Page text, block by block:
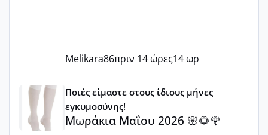
Melikara86πριν 14 ώρες14 ωρ
Μωράκια Μαΐου 2026 🌸🌻🌹
Ποιές είμαστε στους ίδιους μήνες
εγκυμοσύνης!
Μωράκια Μαΐου 2026 🌸🌻🌹